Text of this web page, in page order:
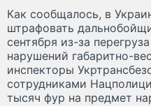
Как сообщалось, в
штрафовать
сентября из-за
нарушений габаритно-
инспекторы
сотрудниками
тысяч фур на предмет